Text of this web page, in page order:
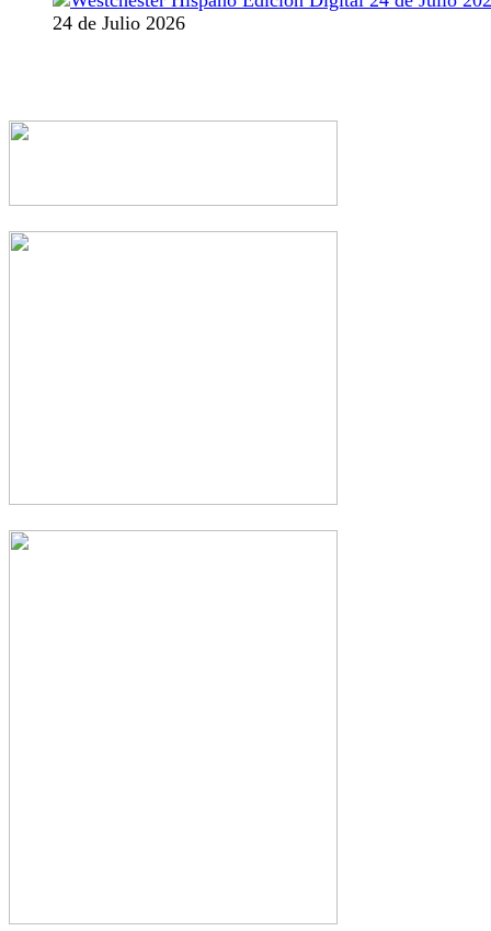
24 de Julio 2026